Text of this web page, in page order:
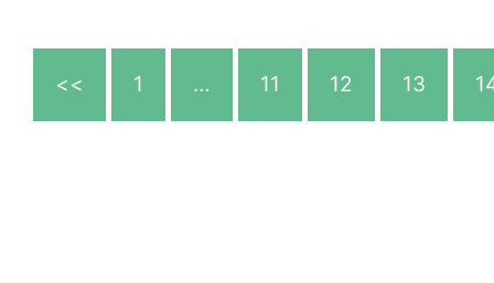
<< 1 … 11 12 13